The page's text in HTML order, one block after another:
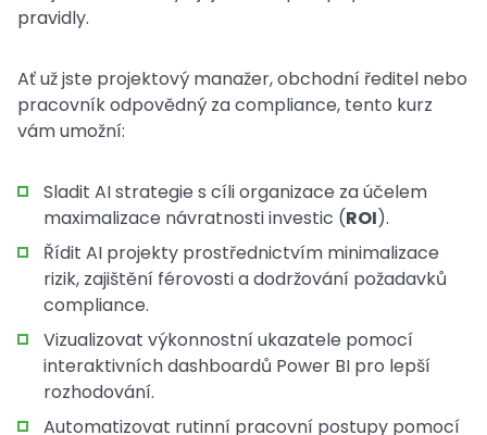
pravidly.
Ať už jste projektový manažer, obchodní ředitel nebo
pracovník odpovědný za compliance, tento kurz
vám umožní:
Sladit AI strategie s cíli organizace za účelem
maximalizace návratnosti investic (ROI).
Řídit AI projekty prostřednictvím minimalizace
rizik, zajištění férovosti a dodržování požadavků
compliance.
Vizualizovat výkonnostní ukazatele pomocí
interaktivních dashboardů Power BI pro lepší
rozhodování.
Automatizovat rutinní pracovní postupy pomocí